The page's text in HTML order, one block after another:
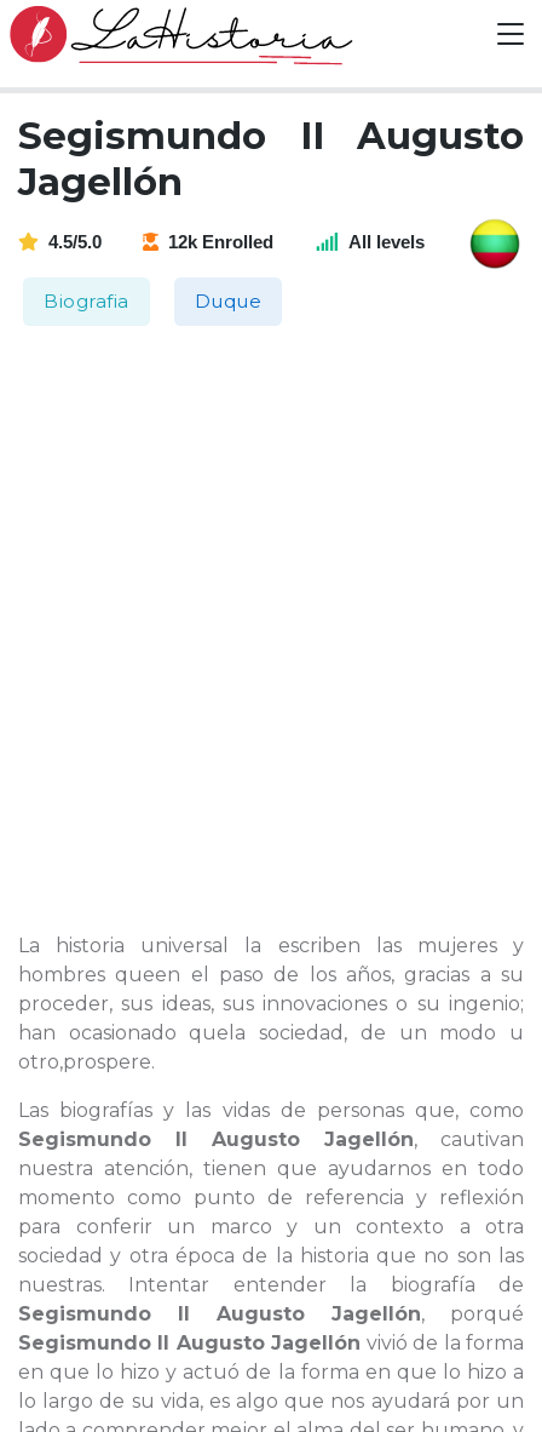
Segismundo II Augusto
Jagellón
4.5/5.0 12k Enrolled All levels
Biografia Duque
La historia universal la escriben las mujeres y
hombres queen el paso de los años, gracias a su
proceder, sus ideas, sus innovaciones o su ingenio;
han ocasionado quela sociedad, de un modo u
otro,prospere.
Las biografías y las vidas de personas que, como
Segismundo II Augusto Jagellón, cautivan
nuestra atención, tienen que ayudarnos en todo
momento como punto de referencia y reflexión
para conferir un marco y un contexto a otra
sociedad y otra época de la historia que no son las
nuestras. Intentar entender la biografía de
Segismundo II Augusto Jagellón, porqué
Segismundo II Augusto Jagellón vivió de la forma
en que lo hizo y actuó de la forma en que lo hizo a
lo largo de su vida, es algo que nos ayudará por un